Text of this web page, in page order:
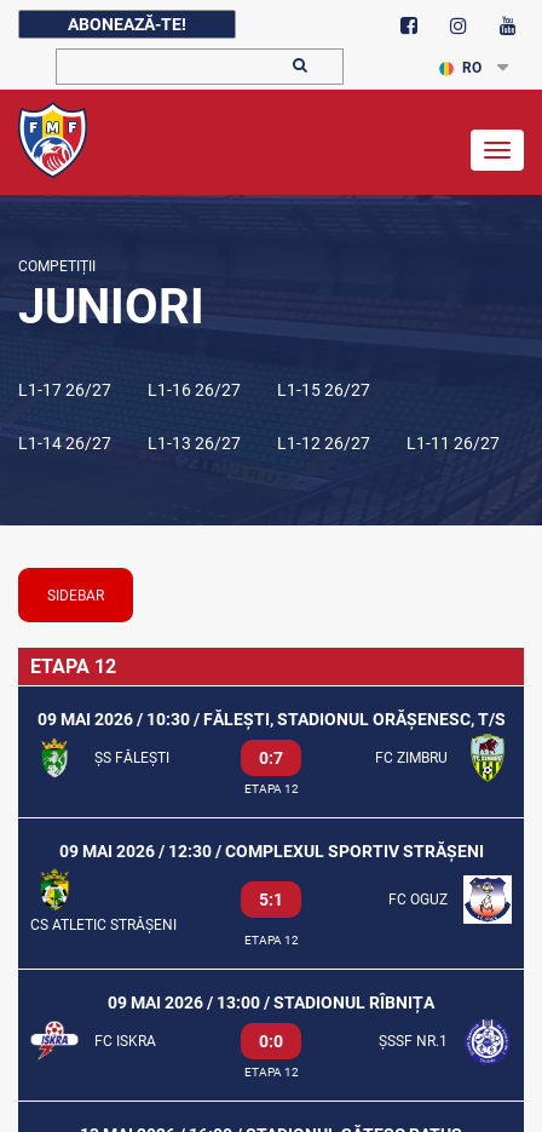
ABONEAZĂ-TE!
RO
COMPETIȚII
JUNIORI
L1-17 26/27 L1-16 26/27 L1-15 26/27
L1-14 26/27 L1-13 26/27 L1-12 26/27 L1-11 26/27
SIDEBAR
ETAPA 12
09 MAI 2026 / 10:30 / FĂLEȘTI, STADIONUL ORĂȘENESC, T/S
ȘS FĂLEȘTI 0:7 FC ZIMBRU
ETAPA 12
09 MAI 2026 / 12:30 / COMPLEXUL SPORTIV STRĂȘENI
CS ATLETIC STRĂȘENI
5:1 FC OGUZ
ETAPA 12
09 MAI 2026 / 13:00 / STADIONUL RÎBNIȚA
FC ISKRA 0:0 ȘSSF NR.1
ETAPA 12